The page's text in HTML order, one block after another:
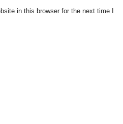
in this browser for the next time I